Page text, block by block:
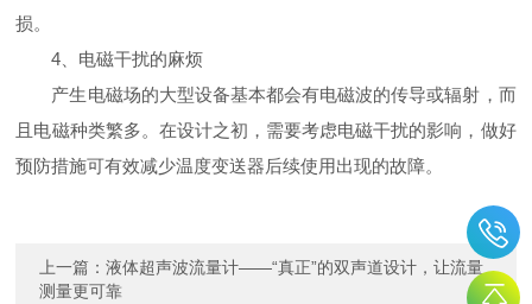
损。
4、电磁干扰的麻烦
产生电磁场的大型设备基本都会有电磁波的传导或辐射，而
且电磁种类繁多。在设计之初，需要考虑电磁干扰的影响，做好
预防措施可有效减少温度变送器后续使用出现的故障。
上一篇：液体超声波流量计——“真正”的双声道设计，让流量
测量更可靠